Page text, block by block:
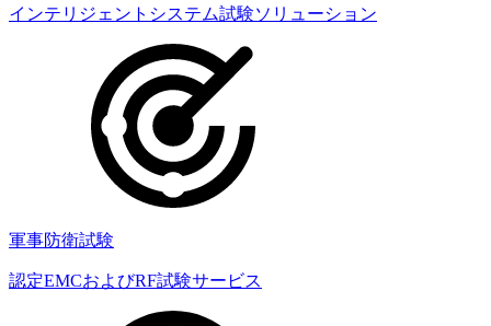
インテリジェントシステム試験ソリューション
軍事防衛試験
認定EMCおよびRF試験サービス